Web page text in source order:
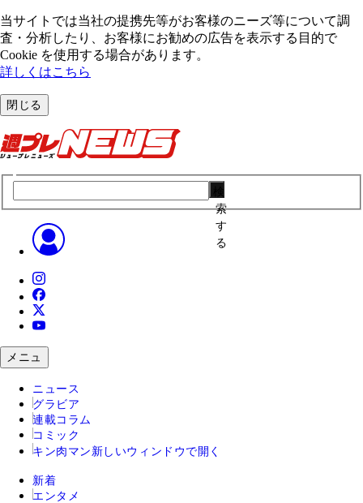
当サイトでは当社の提携先等がお客様のニーズ等について調
査・分析したり、お客様にお勧めの広告を表⽰する⽬的で
Cookie を使⽤する場合があります。
詳しくはこちら
閉じる
索
す
る
メニュ
ニュース
グラビア
連載コラム
コミック
キン肉マン 新しいウィンドウで開く
新着
エンタメ